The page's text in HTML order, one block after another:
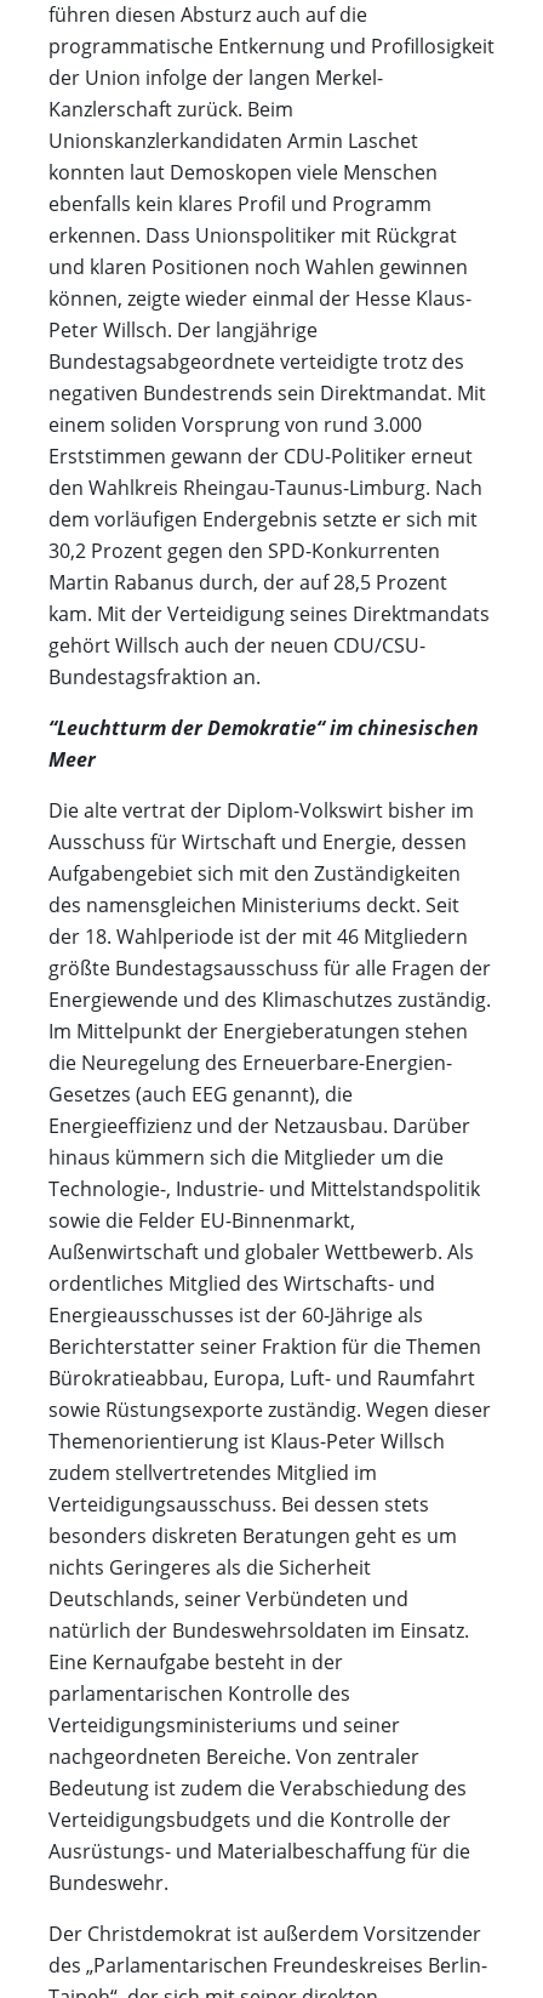
führen diesen Absturz auch auf die
programmatische Entkernung und Profillosigkeit
der Union infolge der langen Merkel-
Kanzlerschaft zurück. Beim
Unionskanzlerkandidaten Armin Laschet
konnten laut Demoskopen viele Menschen
ebenfalls kein klares Profil und Programm
erkennen. Dass Unionspolitiker mit Rückgrat
und klaren Positionen noch Wahlen gewinnen
können, zeigte wieder einmal der Hesse Klaus-
Peter Willsch. Der langjährige
Bundestagsabgeordnete verteidigte trotz des
negativen Bundestrends sein Direktmandat. Mit
einem soliden Vorsprung von rund 3.000
Erststimmen gewann der CDU-Politiker erneut
den Wahlkreis Rheingau-Taunus-Limburg. Nach
dem vorläufigen Endergebnis setzte er sich mit
30,2 Prozent gegen den SPD-Konkurrenten
Martin Rabanus durch, der auf 28,5 Prozent
kam. Mit der Verteidigung seines Direktmandats
gehört Willsch auch der neuen CDU/CSU-
Bundestagsfraktion an.
“Leuchtturm der Demokratie“ im chinesischen
Meer
Die alte vertrat der Diplom-Volkswirt bisher im
Ausschuss für Wirtschaft und Energie, dessen
Aufgabengebiet sich mit den Zuständigkeiten
des namensgleichen Ministeriums deckt. Seit
der 18. Wahlperiode ist der mit 46 Mitgliedern
größte Bundestagsausschuss für alle Fragen der
Energiewende und des Klimaschutzes zuständig.
Im Mittelpunkt der Energieberatungen stehen
die Neuregelung des Erneuerbare-Energien-
Gesetzes (auch EEG genannt), die
Energieeffizienz und der Netzausbau. Darüber
hinaus kümmern sich die Mitglieder um die
Technologie-, Industrie- und Mittelstandspolitik
sowie die Felder EU-Binnenmarkt,
Außenwirtschaft und globaler Wettbewerb. Als
ordentliches Mitglied des Wirtschafts- und
Energieausschusses ist der 60-Jährige als
Berichterstatter seiner Fraktion für die Themen
Bürokratieabbau, Europa, Luft- und Raumfahrt
sowie Rüstungsexporte zuständig. Wegen dieser
Themenorientierung ist Klaus-Peter Willsch
zudem stellvertretendes Mitglied im
Verteidigungsausschuss. Bei dessen stets
besonders diskreten Beratungen geht es um
nichts Geringeres als die Sicherheit
Deutschlands, seiner Verbündeten und
natürlich der Bundeswehrsoldaten im Einsatz.
Eine Kernaufgabe besteht in der
parlamentarischen Kontrolle des
Verteidigungsministeriums und seiner
nachgeordneten Bereiche. Von zentraler
Bedeutung ist zudem die Verabschiedung des
Verteidigungsbudgets und die Kontrolle der
Ausrüstungs- und Materialbeschaffung für die
Bundeswehr.
Der Christdemokrat ist außerdem Vorsitzender
des „Parlamentarischen Freundeskreises Berlin-